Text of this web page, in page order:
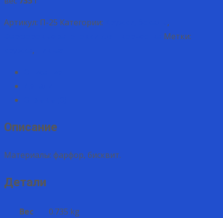
Артикул: П-25 Категории:
,
Метки:
,
Описание
Материалы: фарфор, бисквит.
Детали
Вес
0.735 kg